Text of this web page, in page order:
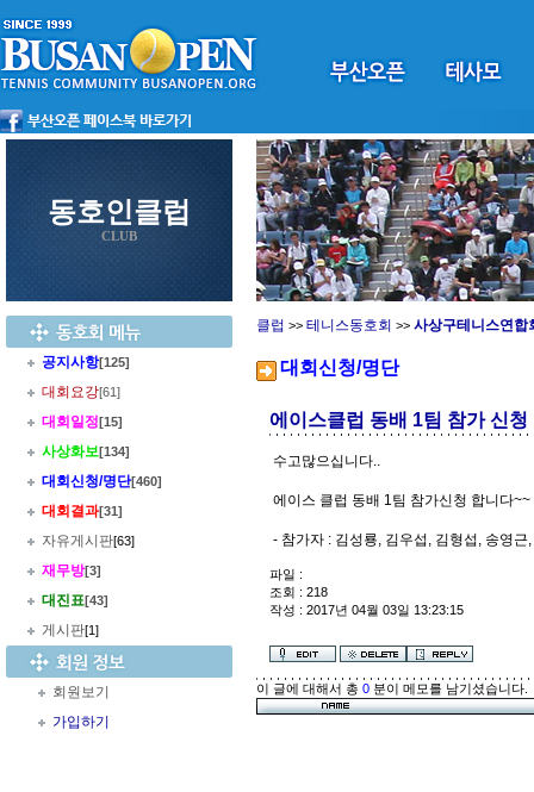
동호인클럽
CLUB
공지사항[125]
대회요강[61]
대회일정[15]
사상화보[134]
대회신청/명단[460]
대회결과[31]
자유게시판[63]
재무방[3]
대진표[43]
게시판[1]
회원보기
가입하기
클럽 >> 테니스동호회 >> 사상구테니스연합
대회신청/명단
에이스클럽 동배 1팀 참가 신청
수고많으십니다..
에이스 클럽 동배 1팀 참가신청 합니다~~
- 참가자 : 김성룡, 김우섭, 김형섭, 송영
파일 :
조회 : 218
작성 : 2017년 04월 03일 13:23:15
이 글에 대해서 총 0 분이 메모를 남기셨습니다.